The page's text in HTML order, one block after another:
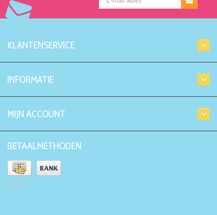
KLANTENSERVICE
INFORMATIE
MIJN ACCOUNT
BETAALMETHODEN
Kiyoh